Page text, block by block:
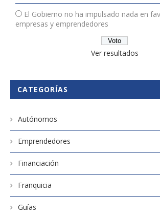
El Gobierno no ha impulsado nada en
empresas y emprendedores
Ver resultados
CATEGORÍAS
Autónomos
Emprendedores
Financiación
Franquicia
Guías